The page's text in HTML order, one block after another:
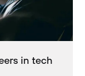
in tech